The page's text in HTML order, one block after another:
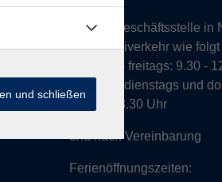
Unsere Geschäftsstelle in
den Parteiverkehr wie folgt
montags - freitags: 9.30 -
montags, dienstags und
14.00 - 18.30 Uhr
und nach Vereinbarung
Ferienöffnungszeiten:
und schließen